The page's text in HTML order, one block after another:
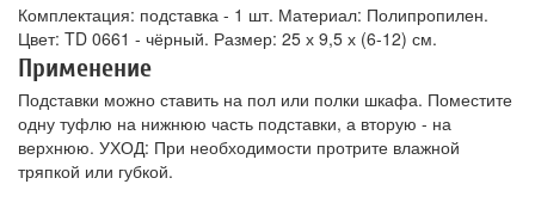
Комплектация: подставка - 1 шт. Материал: Полипропилен.
Цвет: TD 0661 - чёрный. Размер: 25 х 9,5 х (6-12) см.
Применение
Подставки можно ставить на пол или полки шкафа. Поместите
одну туфлю на нижнюю часть подставки, а вторую - на
верхнюю. УХОД: При необходимости протрите влажной
тряпкой или губкой.